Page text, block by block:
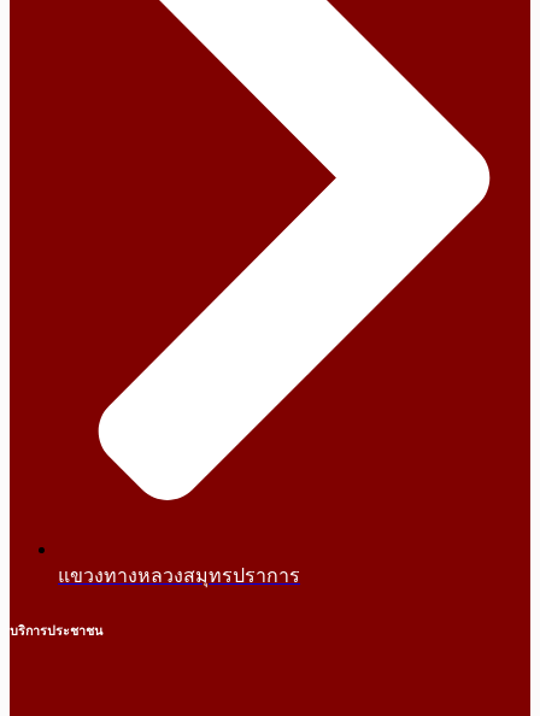
แขวงทางหลวงสมุทรปราการ
บริการประชาชน